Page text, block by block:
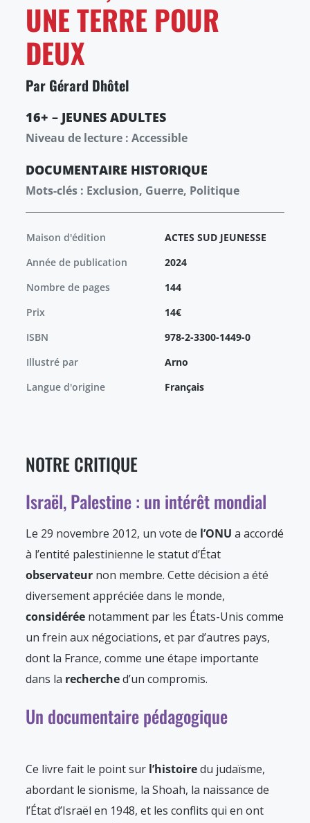
UNE TERRE POUR
DEUX
Par Gérard Dhôtel
16+ – JEUNES ADULTES
Niveau de lecture : Accessible
DOCUMENTAIRE HISTORIQUE
Mots-clés : Exclusion, Guerre, Politique
Maison d'édition
ACTES SUD JEUNESSE
Année de publication
2024
Nombre de pages
144
Prix
14€
ISBN
978-2-3300-1449-0
Illustré par
Arno
Langue d'origine
Français
NOTRE CRITIQUE
Israël, Palestine : un intérêt mondial
Le 29 novembre 2012, un vote de l’ONU a accordé
à l’entité palestinienne le statut d’État
observateur non membre. Cette décision a été
diversement appréciée dans le monde,
considérée notamment par les États-Unis comme
un frein aux négociations, et par d’autres pays,
dont la France, comme une étape importante
dans la recherched’un compromis.
Un documentaire pédagogique
Ce livre fait le point sur l’histoiredu judaïsme,
abordant le sionisme, la Shoah, la naissance de
l’État d’Israël en 1948, et les conflits qui en ont